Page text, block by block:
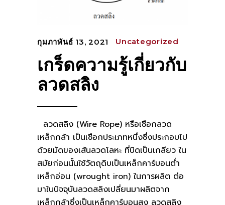
กุมภาพันธ์ 13, 2021 Uncategorized
เกร็ดความรู้เกี่ยวกับ
ลวดสลิง
ลวดสลิง (Wire Rope) หรือเชือกลวด
เหล็กกล้า เป็นเชือกประเภทหนึ่งซึ่งประกอบไป
ด้วยมัดของเส้นลวดโลหะ ที่บิดเป็นเกลียว ใน
สมัยก่อนนั้นใช้วัตถุดิบเป็นเหล็กคาร์บอนต่ำ
เหล็กอ่อน (wrought iron) ในการผลิต ต่อ
มาในปัจจุบันลวดสลิงเปลี่ยนมาผลิตจาก
เหล็กกล้าซึ่งเป็นเหล็กคาร์บอนสูง ลวดสลิง